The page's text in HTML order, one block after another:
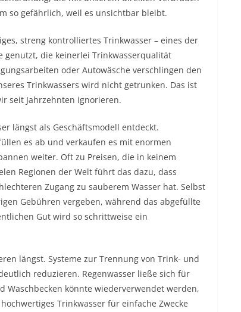
so gefährlich, weil es unsichtbar bleibt.
streng kontrolliertes Trinkwasser – eines der
die keinerlei Trinkwasserqualität
oder Autowäsche verschlingen den
Trinkwassers wird nicht getrunken. Das ist
seit Jahrzehnten ignorieren.
längst als Geschäftsmodell entdeckt.
es ab und verkaufen es mit enormen
weiter. Oft zu Preisen, die in keinem
Regionen der Welt führt das dazu, dass
Zugang zu sauberem Wasser hat. Selbst
Gebühren vergeben, während das abgefüllte
Gut wird so schrittweise ein
längst. Systeme zur Trennung von Trink- und
reduzieren. Regenwasser ließe sich für
Waschbecken könnte wiederverwendet werden,
Trinkwasser für einfache Zwecke